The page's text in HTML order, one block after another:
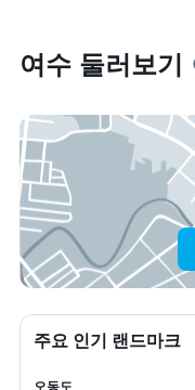
여수 둘러보기
주요 인기 랜드마크
오동도